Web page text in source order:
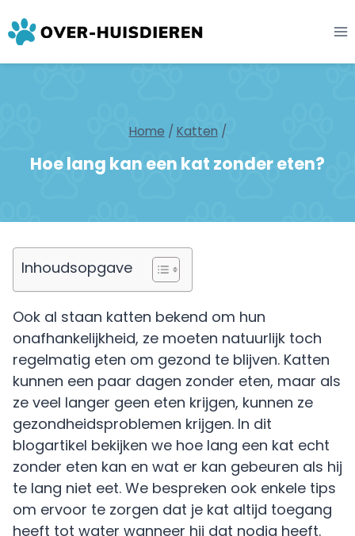
to
Home / Katten /
Hoe lang kan een kat zonder eten?
Inhoudsopgave
Ook al staan katten bekend om hun
onafhankelijkheid, ze moeten natuurlijk toch
regelmatig eten om gezond te blijven. Katten
kunnen een paar dagen zonder eten, maar als
ze veel langer geen eten krijgen, kunnen ze
gezondheidsproblemen krijgen. In dit
blogartikel bekijken we hoe lang een kat echt
zonder eten kan en wat er kan gebeuren als hij
te lang niet eet. We bespreken ook enkele tips
om ervoor te zorgen dat je kat altijd toegang
heeft tot water wanneer hij dat nodig heeft.